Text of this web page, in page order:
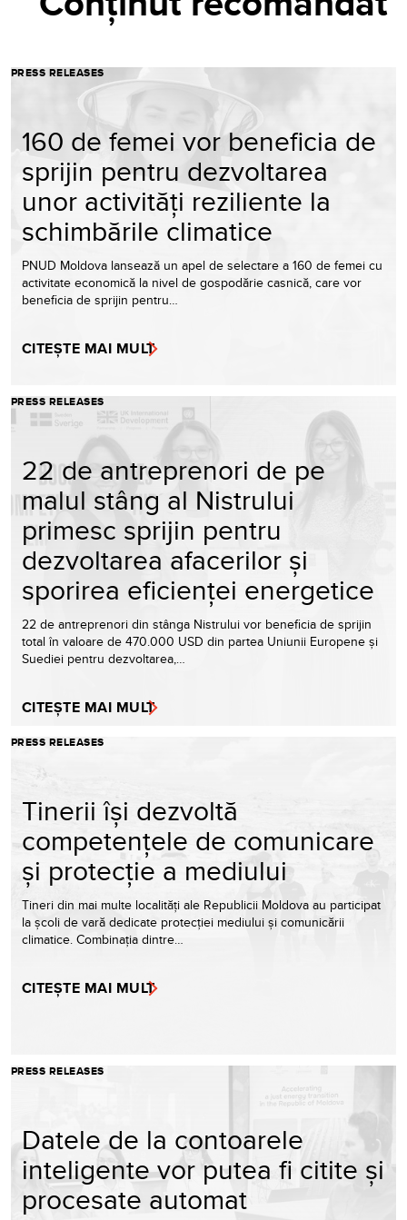
PRESS RELEASES
160 de femei vor beneficia de
sprijin pentru dezvoltarea
unor activități reziliente la
schimbările climatice
PNUD Moldova lansează un apel de selectare a 160 de femei cu
activitate economică la nivel de gospodărie casnică, care vor
beneficia de sprijin pentru…
CITEȘTE MAI MULT
PRESS RELEASES
22 de antreprenori de pe
malul stâng al Nistrului
primesc sprijin pentru
dezvoltarea afacerilor și
sporirea eficienței energetice
22 de antreprenori din stânga Nistrului vor beneficia de sprijin
total în valoare de 470.000 USD din partea Uniunii Europene și
Suediei pentru dezvoltarea,…
CITEȘTE MAI MULT
PRESS RELEASES
Tinerii își dezvoltă
competențele de comunicare
și protecție a mediului
Tineri din mai multe localități ale Republicii Moldova au participat
la școli de vară dedicate protecției mediului și comunicării
climatice. Combinația dintre…
CITEȘTE MAI MULT
PRESS RELEASES
Datele de la contoarele
inteligente vor putea fi citite și
procesate automat